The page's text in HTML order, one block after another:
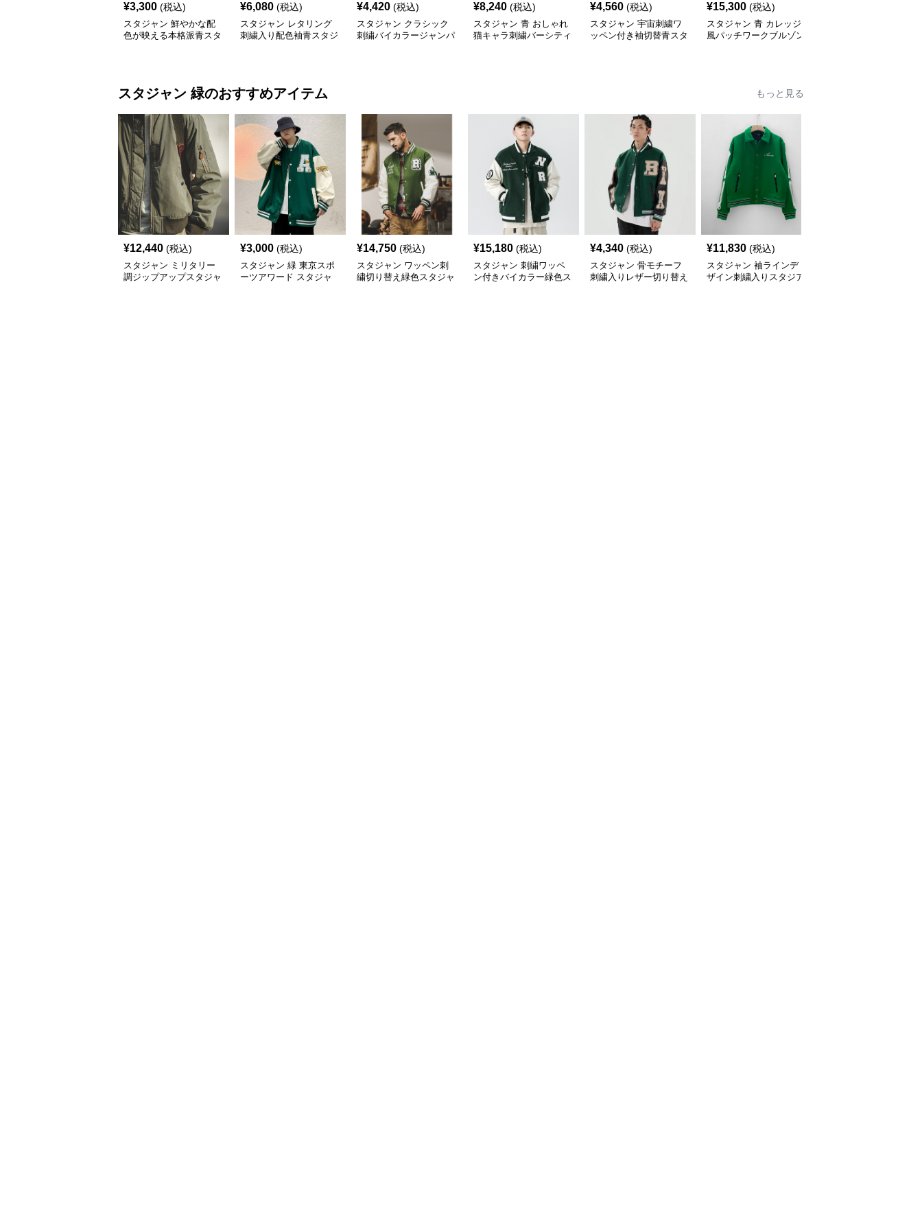
¥3,300 (税込)
スタジャン 鮮やかな配
色が映える本格派青スタ
¥6,080 (税込)
スタジャン レタリング
刺繍入り配色袖青スタジ
¥4,420 (税込)
スタジャン クラシック
刺繍バイカラージャンパ
¥8,240 (税込)
スタジャン 青 おしゃれ
猫キャラ刺繍バーシティ
¥4,560 (税込)
スタジャン 宇宙刺繍ワ
ッペン付き袖切替青スタ
¥15,300 (税込)
スタジャン 青 カレッジ
風パッチワークブルゾン
スタジャン 緑のおすすめアイテム もっと見る
¥12,440 (税込)
スタジャン ミリタリー
調ジップアップスタジャ
¥3,000 (税込)
スタジャン 緑 東京スポ
ーツアワード スタジャ
¥14,750 (税込)
スタジャン ワッペン刺
繍切り替え緑色スタジャ
¥15,180 (税込)
スタジャン 刺繍ワッペ
ン付きバイカラー緑色ス
¥4,340 (税込)
スタジャン 骨モチーフ
刺繍入りレザー切り替え
¥11,830 (税込)
スタジャン 袖ラインデ
ザイン刺繍入りスタジア